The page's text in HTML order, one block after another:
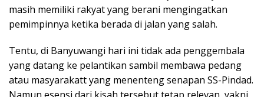
masih memiliki rakyat yang berani mengingatkan
pemimpinnya ketika berada di jalan yang salah.
Tentu, di Banyuwangi hari ini tidak ada penggembala
yang datang ke pelantikan sambil membawa pedang
atau masyarakatt yang menenteng senapan SS-Pindad.
Namun esensi dari kisah tersebut tetap relevan, yakni